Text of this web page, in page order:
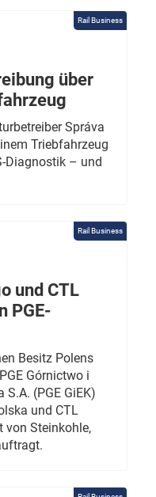
Rail Business
über
Správa
Triebfahrzeug
Diagnostik – und
Rail Business
und CTL
PGE-
Besitz Polens
Górnictwo i
(PGE GiEK)
und CTL
von Steinkohle,